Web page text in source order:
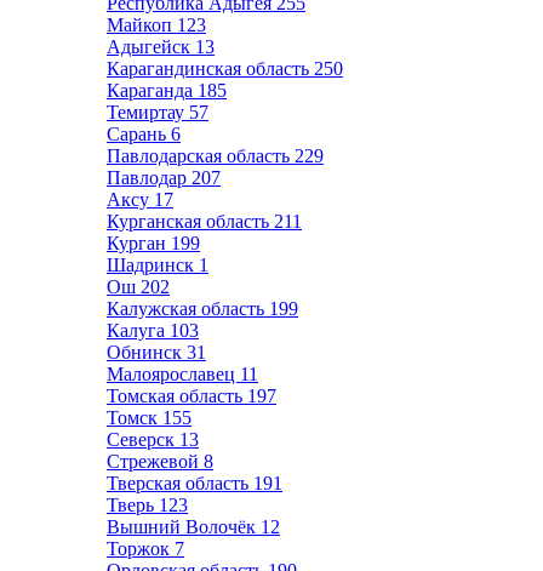
Майкоп 123
Адыгейск 13
Карагандинская область 250
Караганда 185
Темиртау 57
Сарань 6
Павлодарская область 229
Павлодар 207
Аксу 17
Курганская область 211
Курган 199
Шадринск 1
Ош 202
Калужская область 199
Калуга 103
Обнинск 31
Малоярославец 11
Томская область 197
Томск 155
Северск 13
Стрежевой 8
Тверская область 191
Тверь 123
Вышний Волочёк 12
Торжок 7